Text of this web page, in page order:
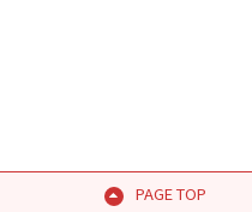
PAGE TOP